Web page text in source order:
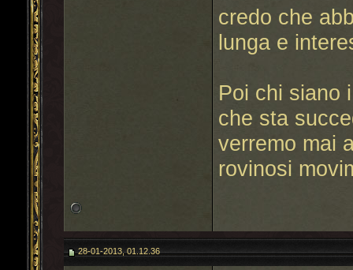
credo che
lunga e
Poi chi siano
che sta
verremo mai
rovinosi
28-01-2013, 01.12.36